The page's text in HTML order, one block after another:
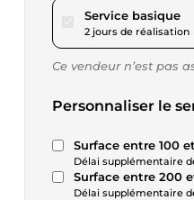
Service basique
2 jours de réalisation
Ce vendeur n’est pas
Personnaliser le
Surface entre 100
Délai supplémentaire
Surface entre 200
Délai supplémentaire